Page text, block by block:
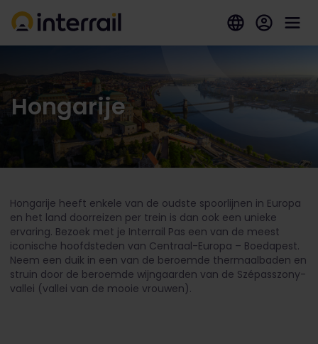
Hongarije
Hongarije heeft enkele van de oudste spoorlijnen in Europa
en het land doorreizen per trein is dan ook een unieke
ervaring. Bezoek met je Interrail Pas een van de meest
iconische hoofdsteden van Centraal-Europa – Boedapest.
Neem een duik in een van de beroemde thermaalbaden en
struin door de beroemde wijngaarden van de Szépasszony-
vallei (vallei van de mooie vrouwen).